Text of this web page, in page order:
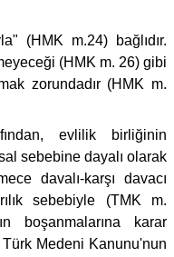
(HMK m.24) bağlıdır.
(HMK m. 26) gibi
zorundadır (HMK m.
evlilik birliğinin
sebebine dayalı olarak
davalı-karşı davacı
sebebiyle (TMK m.
boşanmalarına karar
Medeni Kanunu'nun